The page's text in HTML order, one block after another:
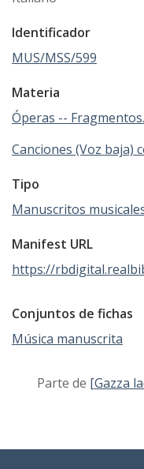
Identificador
MUS/MSS/599
Materia
Óperas --
Canciones (Voz baja)
Tipo
Manuscritos
Manifest URL
https://
Conjuntos de fichas
Música manuscrita
Parte de [Gazza